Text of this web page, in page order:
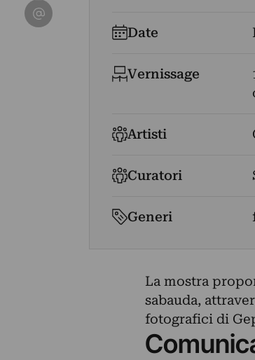
Date
Vernissage
Artisti
Curatori
Generi
La mostra
sabauda,
fotografici di
Condividi su Email